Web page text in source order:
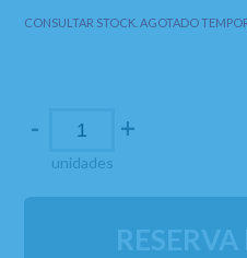
CONSULTAR STOCK. AGOTADO
-
unidades
+